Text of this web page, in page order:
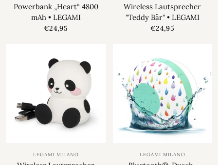
Powerbank „Heart“ 4800
mAh • LEGAMI
€24,95
Wireless Lautsprecher
"Teddy Bär" • LEGAMI
€24,95
LEGAMI MILANO LEGAMI MILANO